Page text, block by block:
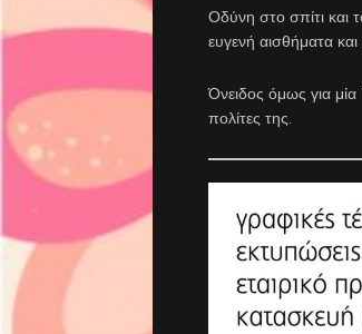
Οδύνη στο σπίτι και
ευγενή αισθήματα
Όνειδος όμως για μία
πολίτες της.